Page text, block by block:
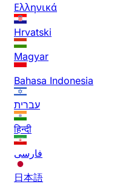
Ελληνικά
Hrvatski
Magyar
Bahasa Indonesia
עברית
हिन्दी
فارسی
日本語